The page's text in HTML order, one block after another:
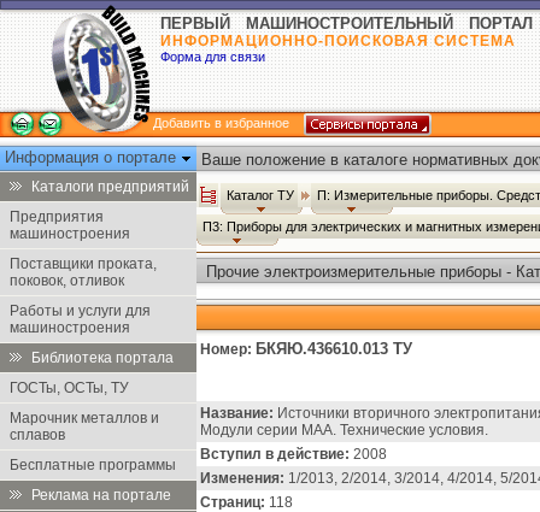
ПЕРВЫЙ МАШИНОСТРОИТЕЛЬНЫЙ ПОРТАЛ
ИНФОРМАЦИОННО-ПОИСКОВАЯ СИСТЕМА
Форма для связи
Добавить в избранное
Информация о портале
Каталоги предприятий
Предприятия
машиностроения
Поставщики проката,
поковок, отливок
Работы и услуги для
машиностроения
Библиотека портала
ГОСТы, ОСТы, ТУ
Марочник металлов и
сплавов
Бесплатные программы
Реклама на портале
Ваше положение в каталоге нормативных
Каталог ТУ П: Измерительные приборы.
П3: Приборы для электрических и магнитных
Прочие электроизмерительные приборы -
Номер: БКЯЮ.436610.013 ТУ
Название: Источники вторичного
Модули серии МАА. Технические условия.
Вступил в действие: 2008
Изменения: 1/2013, 2/2014, 3/2014, 4/2014, 5/
Страниц: 118